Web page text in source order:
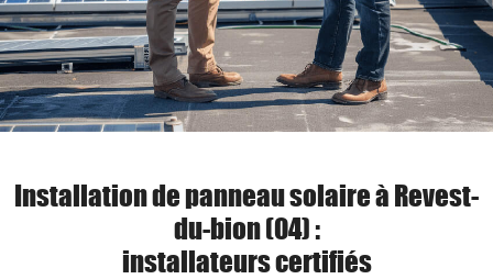
Installation de panneau solaire à Revest-
du-bion (04) :
installateurs certifiés